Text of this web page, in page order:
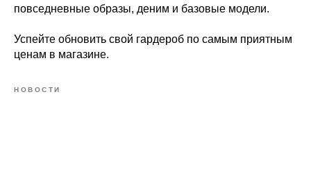
повседневные образы, деним и базовые модели.
Успейте обновить свой гардероб по самым приятным
ценам в магазине.
НОВОСТИ